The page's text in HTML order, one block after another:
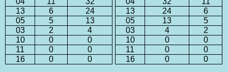
13
6
24
05
5
13
03
2
4
10
0
0
11
0
0
16
0 0
13
24
6
05
13
5
03
4
2
10
0
0
11
0
0
16
0 0